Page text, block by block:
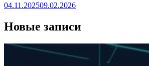
04.11.202509.02.2026
Новые записи